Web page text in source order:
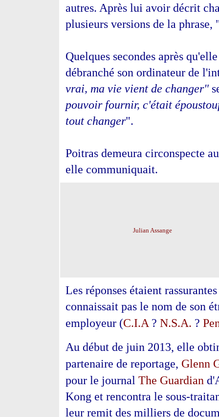
autres. Après lui avoir décrit
plusieurs versions de la phrase,
Quelques secondes après
débranché son ordinateur de
vrai, ma vie vient de changer"
pouvoir fournir, c'était
tout changer".
Poitras demeura circonspecte
elle communiquait.
Julian Assange
Les réponses étaient
connaissait pas le nom de son
employeur (C.I.A ? N.S.A. ?
Au début de juin 2013, elle
partenaire de reportage, Glenn
pour le journal The Guardian
Kong et rencontra le sous-
leur remit des milliers de